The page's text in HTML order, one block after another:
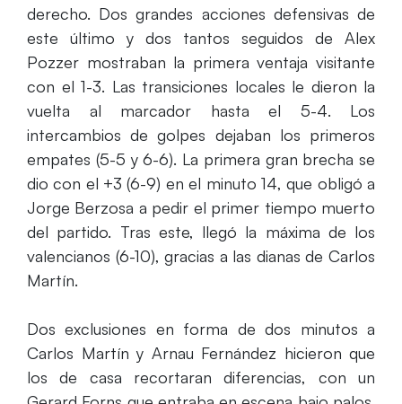
derecho. Dos grandes acciones defensivas de
este último y dos tantos seguidos de Alex
Pozzer mostraban la primera ventaja visitante
con el 1-3. Las transiciones locales le dieron la
vuelta al marcador hasta el 5-4. Los
intercambios de golpes dejaban los primeros
empates (5-5 y 6-6). La primera gran brecha se
dio con el +3 (6-9) en el minuto 14, que obligó a
Jorge Berzosa a pedir el primer tiempo muerto
del partido. Tras este, llegó la máxima de los
valencianos (6-10), gracias a las dianas de Carlos
Martín.
Dos exclusiones en forma de dos minutos a
Carlos Martín y Arnau Fernández hicieron que
los de casa recortaran diferencias, con un